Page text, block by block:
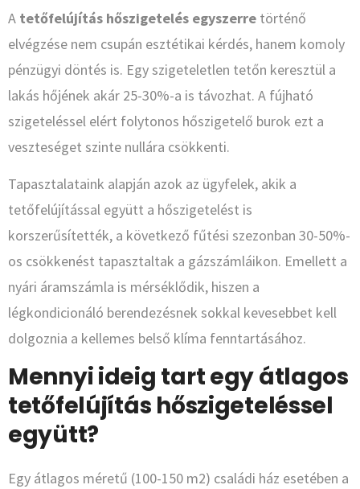
A tetőfelújítás hőszigetelés egyszerre történő
elvégzése nem csupán esztétikai kérdés, hanem komoly
pénzügyi döntés is. Egy szigeteletlen tetőn keresztül a
lakás hőjének akár 25-30%-a is távozhat. A fújható
szigeteléssel elért folytonos hőszigetelő burok ezt a
veszteséget szinte nullára csökkenti.
Tapasztalataink alapján azok az ügyfelek, akik a
tetőfelújítással együtt a hőszigetelést is
korszerűsítették, a következő fűtési szezonban 30-50%-
os csökkenést tapasztaltak a gázszámláikon. Emellett a
nyári áramszámla is mérséklődik, hiszen a
légkondicionáló berendezésnek sokkal kevesebbet kell
dolgoznia a kellemes belső klíma fenntartásához.
Mennyi ideig tart egy átlagos
tetőfelújítás hőszigeteléssel
együtt?
Egy átlagos méretű (100-150 m2) családi ház esetében a